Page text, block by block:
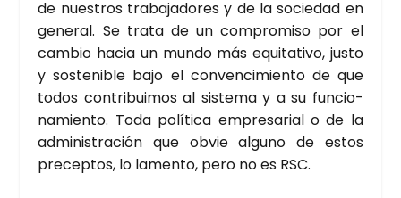
de nues­tros tra­ba­ja­do­res y de la socie­dad en
gene­ral. Se tra­ta de un com­pro­mi­so por el
cam­bio hacia un mun­do más equi­ta­ti­vo, jus­to
y sos­te­ni­ble bajo el con­ven­ci­mien­to de que
todos con­tri­bui­mos al sis­te­ma y a su fun­cio­
na­mien­to. Toda polí­ti­ca empre­sa­rial o de la
admi­nis­tra­ción que obvie alguno de estos
pre­cep­tos, lo lamen­to, pero no es RSC.